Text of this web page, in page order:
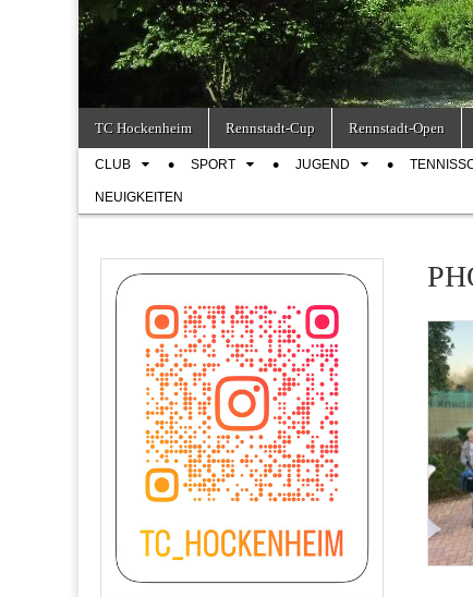
Main
menu
content
TC Hockenheim Rennstadt-Cup Rennstadt-Open
SubCLUB SPORT JUGEND
NEUIGKEITEN